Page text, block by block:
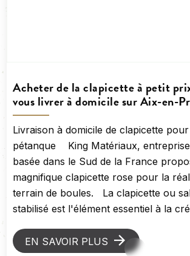
Acheter de la clapicette à petit
vous livrer à domicile sur Aix-en-
Livraison à domicile de clapicette
pétanque King Matériaux, entreprise
basée dans le Sud de la France
magnifique clapicette rose pour la
terrain de boules. La clapicette ou
stabilisé est l'élément essentiel à la
EN SAVOIR PLUS